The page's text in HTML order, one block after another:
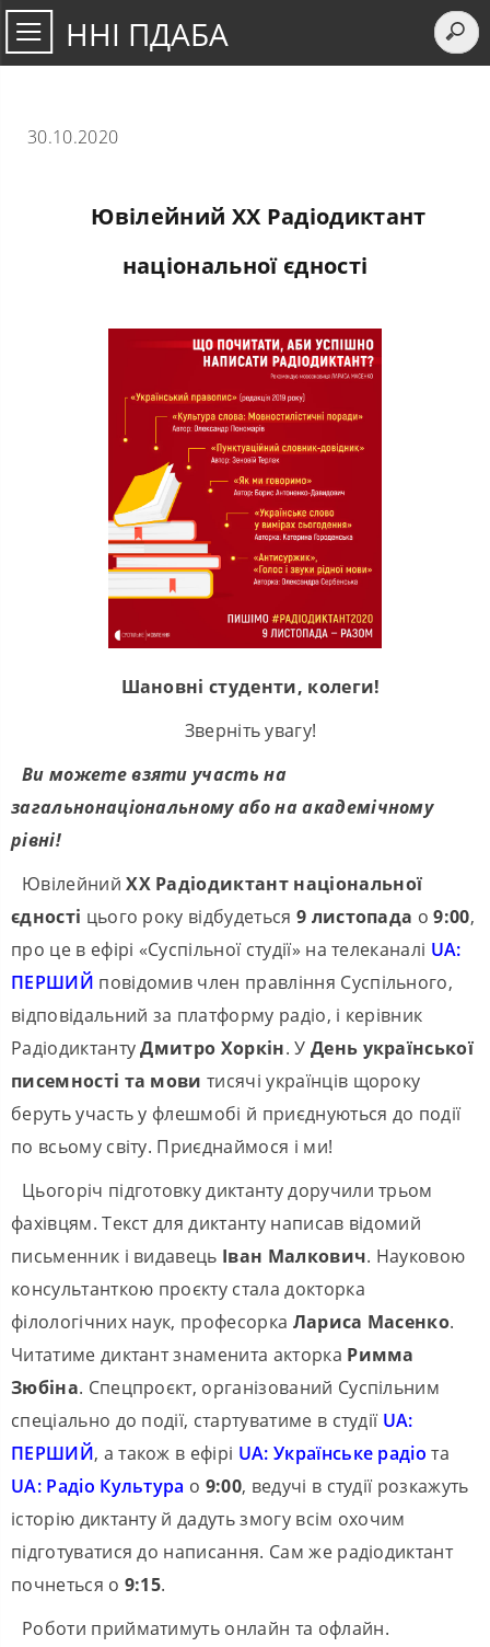
ННІ ПДАБА
30.10.2020
Ювілейний ХХ Радіодиктант
національної єдності
Шановні студенти, колеги!
Зверніть увагу!
Ви можете взяти участь на
загальнонаціональному або на академічному
рівні!
ЮвілейнийХХ Радіодиктант національної
єдності цього року відбудеться 9 листопада о9:00,
про це в ефірі «Суспільної студії» на телеканалі UA:
ПЕРШИЙ повідомив член правління Суспільного,
відповідальний за платформу радіо, і керівник
РадіодиктантуДмитро Хоркін. У День української
писемності та мови тисячі українців щороку
беруть участь у флешмобі й приєднуються до події
по всьому світу. Приєднаймося і ми!
Цьогоріч підготовку диктанту доручили трьом
фахівцям. Текст для диктанту написав відомий
письменник і видавець Іван Малкович. Науковою
консультанткою проєкту стала докторка
філологічних наук, професорка Лариса Масенко.
Читатиме диктант знаменита акторка Римма
Зюбіна. Спецпроєкт, організований Суспільним
спеціально до події, стартуватиме в студії UA:
ПЕРШИЙ, а також в ефірі UA: Українське радіо та
UA: Радіо Культура о 9:00, ведучі в студії розкажуть
історію диктанту й дадуть змогу всім охочим
підготуватися до написання. Сам же радіодиктант
почнеться о 9:15.
Роботи прийматимуть онлайн та офлайн.